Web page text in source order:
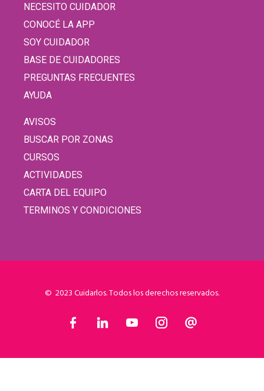
NECESITO CUIDADOR
CONOCÉ LA APP
SOY CUIDADOR
BASE DE CUIDADORES
PREGUNTAS FRECUENTES
AYUDA
AVISOS
BUSCAR POR ZONAS
CURSOS
ACTIVIDADES
CARTA DEL EQUIPO
TERMINOS Y CONDICIONES
© 2023 Cuidarlos. Todos los derechos reservados.